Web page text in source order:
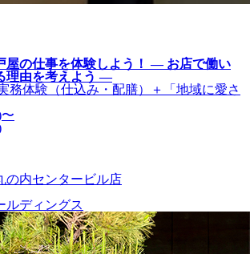
屋の仕事を体験しよう！ ― お店で働い
理由を考えよう ―
務体験（仕込み・配膳）＋「地域に愛さ
の内センタービル店
ルディングス